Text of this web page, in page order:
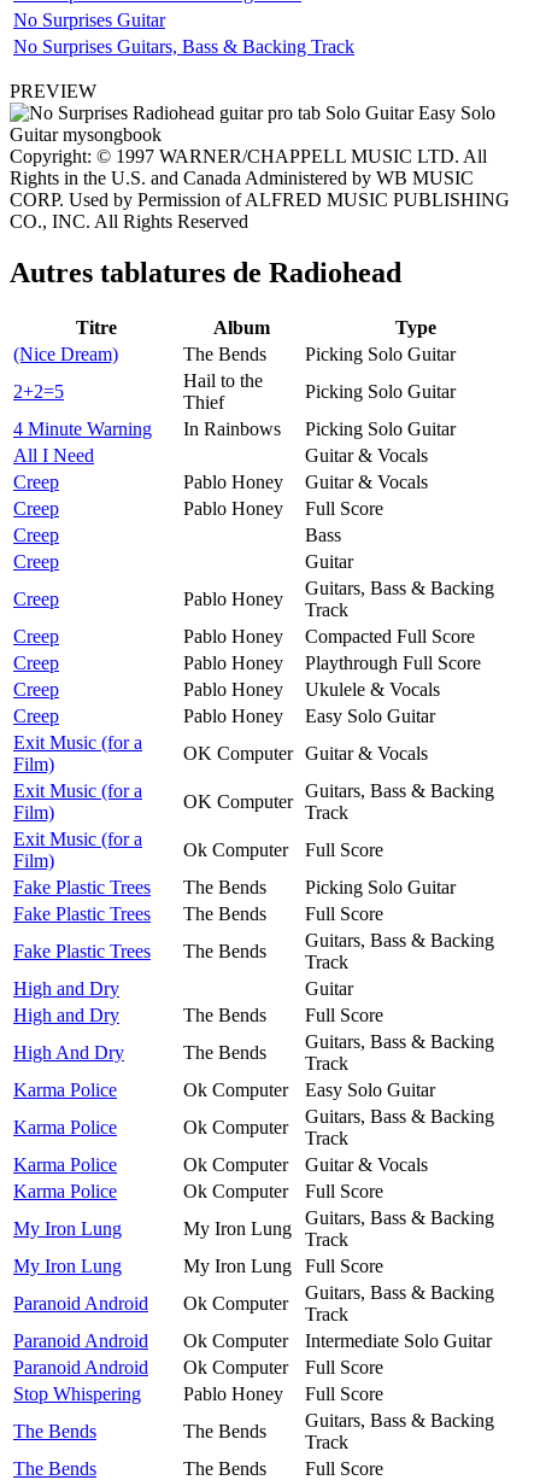
No Surprises Guitar
No Surprises Guitars, Bass & Backing Track
PREVIEW
Copyright: © 1997 WARNER/CHAPPELL MUSIC LTD. All
Rights in the U.S. and Canada Administered by WB MUSIC
CORP. Used by Permission of ALFRED MUSIC PUBLISHING
CO., INC. All Rights Reserved
Autres tablatures de Radiohead
Titre Album
Type
(Nice Dream)
The Bends
Picking Solo Guitar
2+2=5
Hail to the
Thief
Picking Solo Guitar
4 Minute Warning
In Rainbows
Picking Solo Guitar
All I Need
Guitar & Vocals
Creep
Pablo Honey
Guitar & Vocals
Creep
Pablo Honey
Full Score
Creep
Bass
Creep
Guitar
Creep
Pablo Honey
Guitars, Bass & Backing
Track
Creep
Pablo Honey
Compacted Full Score
Creep
Pablo Honey
Playthrough Full Score
Creep
Pablo Honey
Ukulele & Vocals
Creep
Pablo Honey
Easy Solo Guitar
Exit Music (for a
Film)
OK Computer Guitar & Vocals
Exit Music (for a
Film)
OK Computer
Guitars, Bass & Backing
Track
Exit Music (for a
Film)
Ok Computer
Full Score
Fake Plastic Trees
The Bends
Picking Solo Guitar
Fake Plastic Trees
The Bends
Full Score
Fake Plastic Trees
The Bends
Guitars, Bass & Backing
Track
High and Dry
Guitar
High and Dry
The Bends
Full Score
High And Dry
The Bends
Guitars, Bass & Backing
Track
Karma Police
Ok Computer
Easy Solo Guitar
Karma Police
Ok Computer
Guitars, Bass & Backing
Track
Karma Police
Ok Computer
Guitar & Vocals
Karma Police
Ok Computer
Full Score
My Iron Lung
My Iron Lung
Guitars, Bass & Backing
Track
My Iron Lung
My Iron Lung
Full Score
Paranoid Android
Ok Computer
Guitars, Bass & Backing
Track
Paranoid Android
Ok Computer
Intermediate Solo Guitar
Paranoid Android
Ok Computer
Full Score
Stop Whispering
Pablo Honey
Full Score
The Bends
The Bends
Guitars, Bass & Backing
Track
The Bends
The Bends
Full Score